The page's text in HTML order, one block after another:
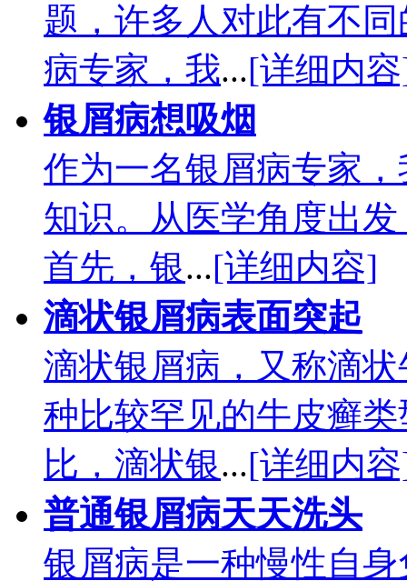
题，许多人对此有不
病专家，我...[详细内
银屑病想吸烟
作为一名银屑病专家
知识。从医学角度出
首先，银...[详细内容]
滴状银屑病表面突起
滴状银屑病，又称滴
种比较罕见的牛皮癣
比，滴状银...[详细内
普通银屑病天天洗头
银屑病是一种慢性自